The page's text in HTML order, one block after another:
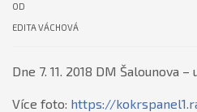
OD
EDITA VÁCHOVÁ
Dne 7. 11. 2018 DM Šalounova
Více foto: https://